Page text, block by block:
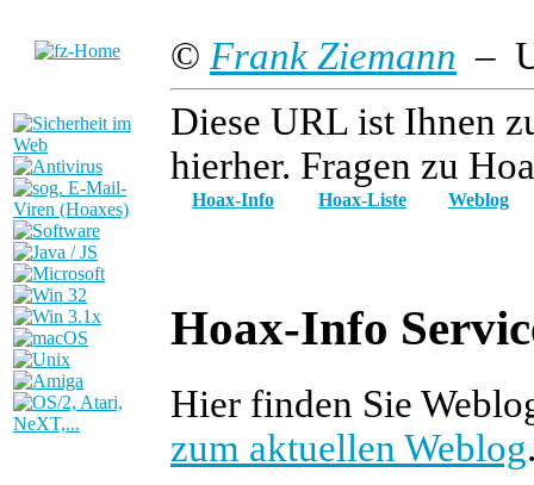
© Frank Ziemann –
Diese URL ist Ihnen
hierher. Fragen zu
Hoax-Info Hoax-Liste Weblog
Hoax-Info
Hier finden Sie
zum aktuellen Weblog